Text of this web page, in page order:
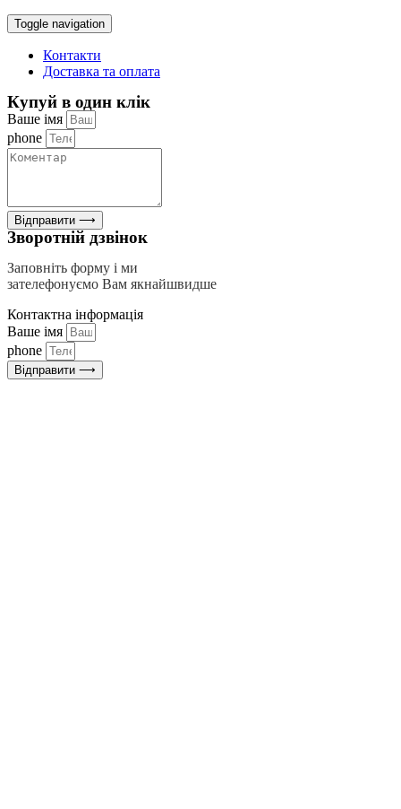
Toggle navigation
Контакти
Доставка та оплата
Купуй в один клік
Ваше імя
phone
Відправити ⟶
Зворотній дзвінок
Заповніть форму і ми
зателефонуємо Вам якнайшвидше
Контактна інформація
Ваше імя
phone
Відправити ⟶